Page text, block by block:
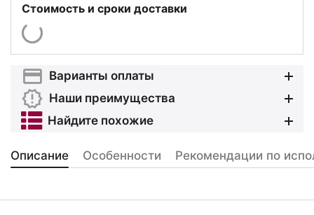
Стоимость и сроки доставки
Варианты оплаты
Наши преимущества
Найдите похожие
Описание Особенности Рекомендации по